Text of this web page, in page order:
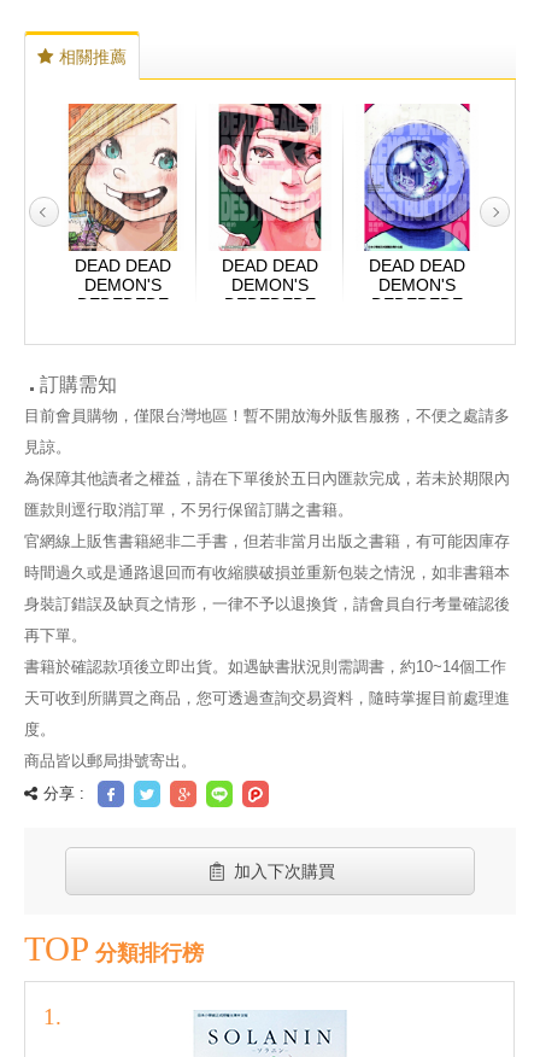
相關推薦
6
DEAD DEAD
DEMON'S
DEDEDEDE
惡魔的破壞 7
DEAD DEAD
DEMON'S
DEDEDEDE
惡魔的破壞 8
DEAD DEAD
DEMON'S
DEDEDEDE
惡魔的破壞 10
惡
訂購需知
目前會員購物，僅限台灣地區！暫不開放海外販售服務，不便之處請多
見諒。
為保障其他讀者之權益，請在下單後於五日內匯款完成，若未於期限內
匯款則逕行取消訂單，不另行保留訂購之書籍。
官網線上販售書籍絕非二手書，但若非當月出版之書籍，有可能因庫存
時間過久或是通路退回而有收縮膜破損並重新包裝之情況，如非書籍本
身裝訂錯誤及缺頁之情形，一律不予以退換貨，請會員自行考量確認後
再下單。
書籍於確認款項後立即出貨。如遇缺書狀況則需調書，約10~14個工作
天可收到所購買之商品，您可透過查詢交易資料，隨時掌握目前處理進
度。
商品皆以郵局掛號寄出。
分享 :
加入下次購買
TOP 分類排行榜